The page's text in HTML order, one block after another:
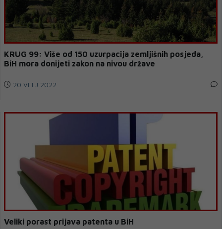
KRUG 99: Više od 150 uzurpacija zemljišnih posjeda,
BiH mora donijeti zakon na nivou države
20 VELJ 2022
Veliki porast prijava patenta u BiH